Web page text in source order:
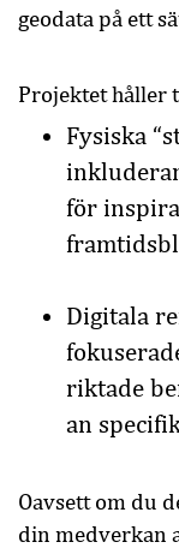
geodata på ett
Projektet håller
Fysiska
för
Digitala
riktade
an
Oavsett om du
din medverkan